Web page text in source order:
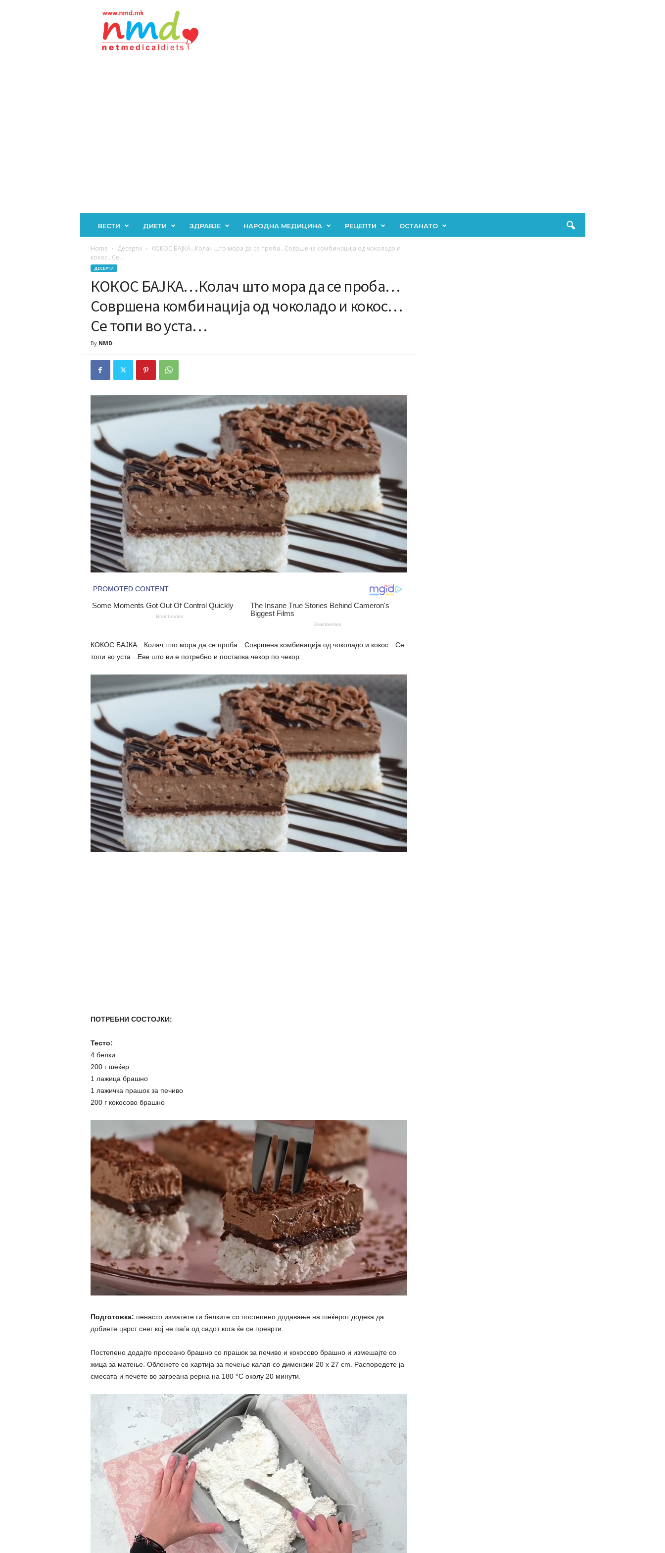
ВЕСТИ ДИЕТИ ЗДРАВЈЕ НАРОДНА МЕДИЦИНА РЕЦЕПТИ ОСТАНАТО
Home Десерти
КОКОС БАЈКА…Колач што мора да се проба…Совршена комбинација од чоколадо и
кокос…Се...
ДЕСЕРТИ
КОКОС БАЈКА…Колач што мора да се проба…
Совршена комбинација од чоколадо и кокос…
Се топи во уста…
By NMD-
КОКОС БАЈКА…Колач што мора да се проба…Совршена комбинација од чоколадо и кокос…Се
топи во уста…Еве што ви е потребно и постапка чекор по чекор:
ПОТРЕБНИ СОСТОЈКИ:
Тесто:
4 белки
200 г шеќер
1 лажица брашно
1 лажичка прашок за печиво
200 г кокосово брашно
Подготовка: пенасто изматете ги белките со постепено додавање на шеќерот додека да
добиете цврст снег кој не паѓа од садот кога ќе се преврти.
Постепено додајте просеано брашно со прашок за печиво и кокосово брашно и измешајте со
жица за матење. Обложете со хартија за печење калап со димензии 20 x 27 cm. Распоредете ја
смесата и печете во загреана рерна на 180 °C околу 20 минути.